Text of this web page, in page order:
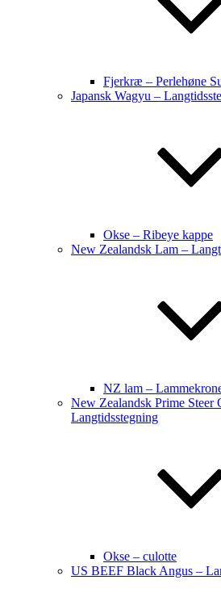
Fjerkræ – Perlehøne
Japansk Wagyu –
Okse – Ribeye kappe
New Zealandsk Lam –
NZ lam –
New Zealandsk Prime Steer
Langtidsstegning
Okse – culotte
US BEEF Black Angus –